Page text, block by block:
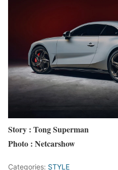
Story : Tong Superman
Photo : Netcarshow
Categories: STYLE